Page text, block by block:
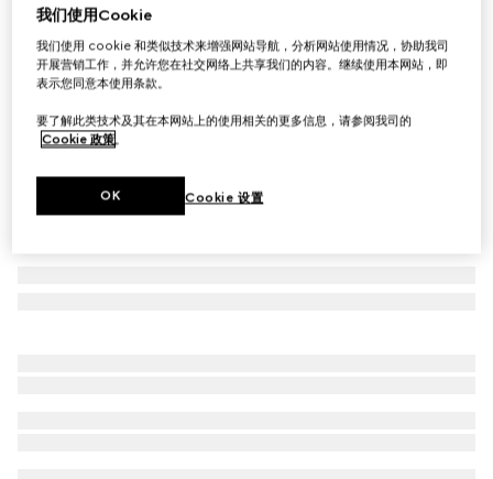
Gucci Tag系列小号斜挎包
€ 1.100
相关款式沙色和棕色GG帆布
我们使用Cookie
我们使用 cookie 和类似技术来增强网站导航，分析网站使用情况，协助我司
开展营销工作，并允许您在社交网络上共享我们的内容。继续使用本网站，即
表示您同意本使用条款。
要了解此类技术及其在本网站上的使用相关的更多信息，请参阅我司的
Cookie 政策。
Cookie 设置
OK